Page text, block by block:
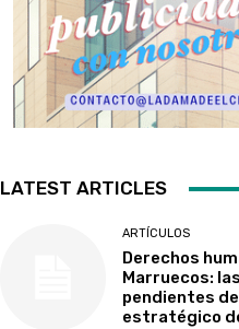
LATEST ARTICLES
ARTÍCULOS
Derechos
Marruecos:
pendientes
estratégico